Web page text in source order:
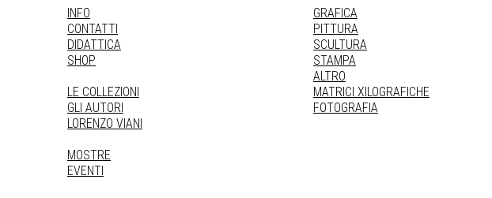
INFO
CONTATTI
DIDATTICA
SHOP
LE COLLEZIONI
GLI AUTORI
LORENZO VIANI
MOSTRE
EVENTI
GRAFICA
PITTURA
SCULTURA
STAMPA
ALTRO
MATRICI XILOGRAFICHE
FOTOGRAFIA